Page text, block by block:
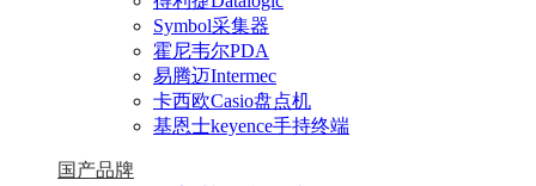
Symbol采集器
霍尼韦尔PDA
易腾迈Intermec
卡西欧Casio盘点机
基恩士keyence手持终端
国产品牌